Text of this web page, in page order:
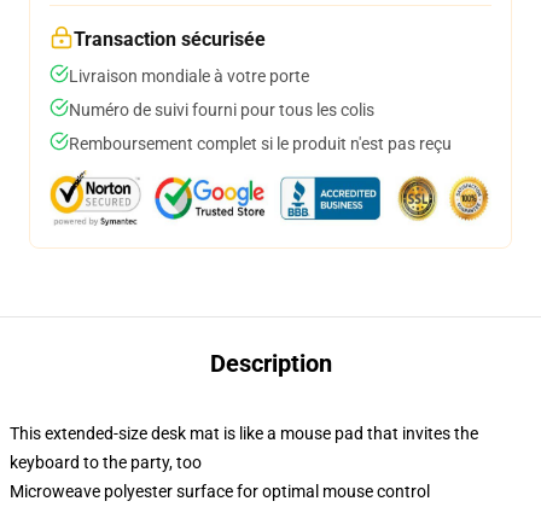
Transaction sécurisée
Livraison mondiale à votre porte
Numéro de suivi fourni pour tous les colis
Remboursement complet si le produit n'est pas reçu
Description
This extended-size desk mat is like a mouse pad that invites the
keyboard to the party, too
Microweave polyester surface for optimal mouse control